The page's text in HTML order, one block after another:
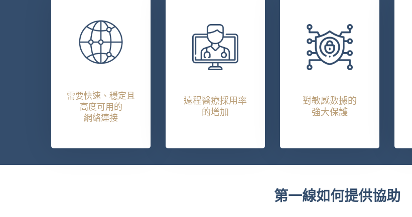
需要快速、穩定且
高度可用的
網絡連接
遠程醫療採用率
的增加
對敏感數據的
強大保護
第一線如何提供協助